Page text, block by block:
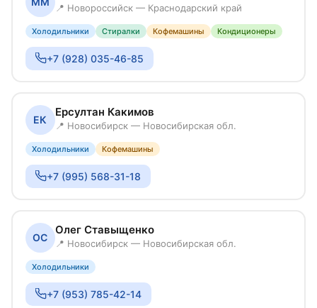
📍 Новороссийск — Краснодарский край
Холодильники Стиралки Кофемашины Кондиционеры
+7 (928) 035-46-85
ЕК
Ерсултан Какимов
📍 Новосибирск — Новосибирская обл.
Холодильники Кофемашины
+7 (995) 568-31-18
ОС
Олег Ставыщенко
📍 Новосибирск — Новосибирская обл.
Холодильники
+7 (953) 785-42-14